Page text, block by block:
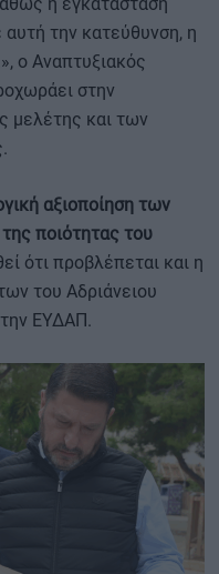
αυτή την κατεύθυνση, η
ο Αναπτυξιακός
στην
μελέτης και των
αξιοποίηση των
ποιότητας του
ότι προβλέπεται και η
του Αδριάνειου
ΕΥΔΑΠ.